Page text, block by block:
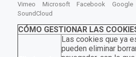
Vimeo Microsoft Facebook Google
SoundCloud
CÓMO GESTIONAR LAS
Las cookies que ya
pueden eliminar